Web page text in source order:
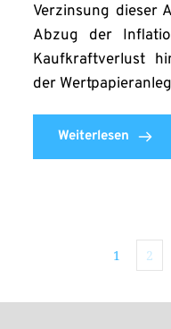
Verzinsung dieser
Abzug der
Kaufkraftverlust
der
Weiterlesen
1 2